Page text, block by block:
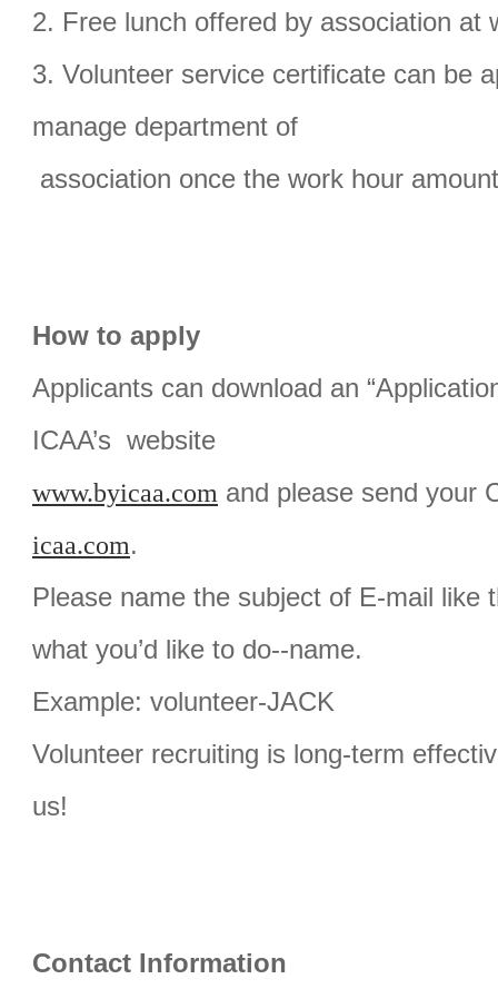
2. Free lunch offered by association at
3. Volunteer service certificate can be
manage department of
association once the work hour
How to apply
Applicants can download an
ICAA’s website
www.byicaa.com and please send your
icaa.com.
Please name the subject of E-mail like
what you’d like to do--name.
Example: volunteer-JACK
Volunteer recruiting is long-term
us!
Contact Information